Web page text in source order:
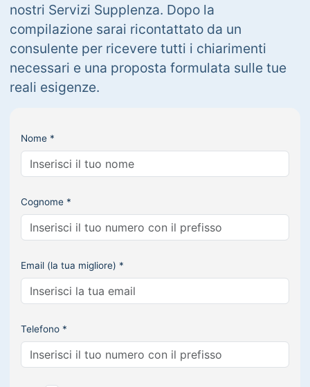
nostri Servizi Supplenza. Dopo la
compilazione sarai ricontattato da un
consulente per ricevere tutti i chiarimenti
necessari e una proposta formulata sulle tue
reali esigenze.
Nome *
Cognome *
Email (la tua migliore) *
Telefono *